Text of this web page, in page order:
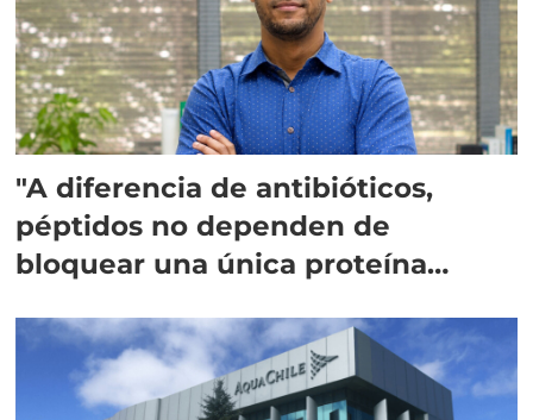
"A diferencia de antibióticos,
péptidos no dependen de
bloquear una única proteína